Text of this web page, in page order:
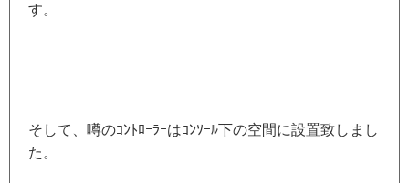
す。
そして、噂のｺﾝﾄﾛｰﾗｰはｺﾝｿｰﾙ下の空間に設置致しまし
た。